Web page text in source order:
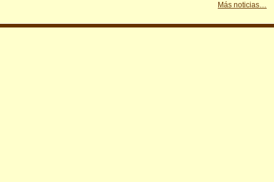
Más noticias…